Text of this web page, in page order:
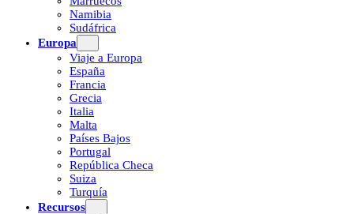
Namibia
Sudáfrica
Europa
Viaje a Europa
España
Francia
Grecia
Italia
Malta
Países Bajos
Portugal
República Checa
Suiza
Turquía
Recursos